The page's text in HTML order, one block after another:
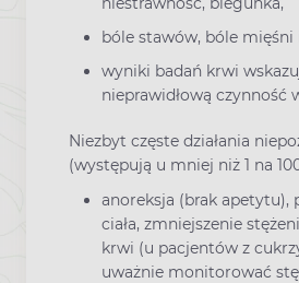
bóle stawów, bóle mięśni
wyniki badań krwi
nieprawidłową czynność
Niezbyt częste działania
(występują u mniej niż 1 na
anoreksja (brak apetytu),
ciała, zmniejszenie
krwi (u pacjentów z
uważnie monitorować